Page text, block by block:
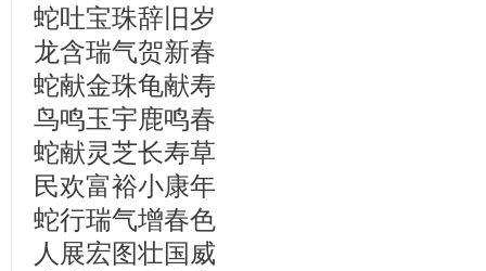
蛇吐宝珠辞旧岁
龙含瑞气贺新春
蛇献金珠龟献寿
鸟鸣玉宇鹿鸣春
蛇献灵芝长寿草
民欢富裕小康年
蛇行瑞气增春色
人展宏图壮国威